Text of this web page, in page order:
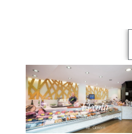
Etxola
Carnicería Ordizia
Goierri